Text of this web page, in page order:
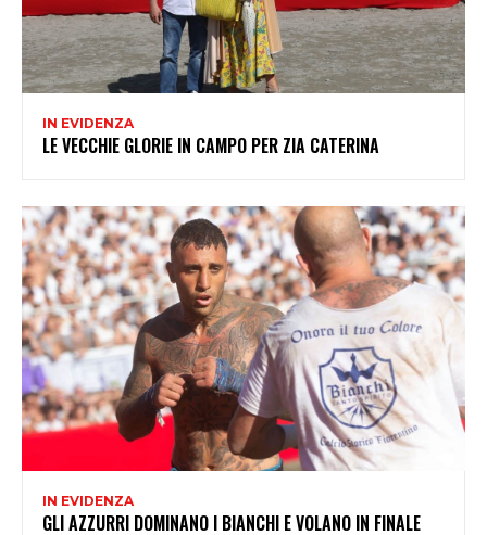
IN EVIDENZA
LE VECCHIE GLORIE IN CAMPO PER ZIA CATERINA
IN EVIDENZA
GLI AZZURRI DOMINANO I BIANCHI E VOLANO IN FINALE